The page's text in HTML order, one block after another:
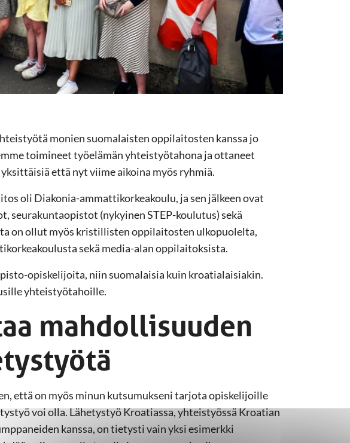
monien suomalaisten oppilaitosten kanssa jo
toimineet työelämän yhteistyötahona ja ottaneet
että nyt viime aikoina myös ryhmiä.
oli Diakonia-ammattikorkeakoulu, ja sen jälkeen ovat
seurakuntaopistot (nykyinen STEP-koulutus) sekä
on ollut myös kristillisten oppilaitosten ulkopuolelta,
sekä media-alan oppilaitoksista.
opiskelijoita, niin suomalaisia kuin kroatialaisiakin.
yhteistyötahoille.
mahdollisuuden
että on myös minun kutsumukseni tarjota opiskelijoille
voi olla. Lähetystyö Kroatiassa, yhteistyössä Kroatian
kanssa, on tietysti vain yksi esimerkki